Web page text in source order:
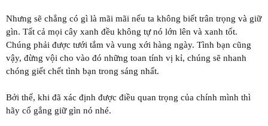
Nhưng sẽ chẳng có gì là mãi mãi nếu ta không biết trân trọng và giữ
gìn. Tất cả mọi cây xanh đều không tự nó lớn lên và xanh tốt.
Chúng phải được tưới tắm và vung xới hàng ngày. Tình bạn cũng
vậy, đừng vội cho vào đó những toan tính vị kỉ, chúng sẽ nhanh
chóng giết chết tình bạn trong sáng nhất.
Bởi thế, khi đã xác định được điều quan trọng của chính mình thì
hãy cố gắng giữ gìn nó nhé.